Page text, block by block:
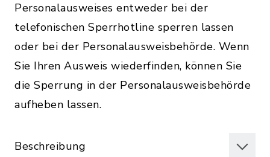
Personalausweises entweder bei der
telefonischen Sperrhotline sperren lassen
oder bei der Personalausweisbehörde. Wenn
Sie Ihren Ausweis wiederfinden, können Sie
die Sperrung in der Personalausweisbehörde
aufheben lassen.
Beschreibung